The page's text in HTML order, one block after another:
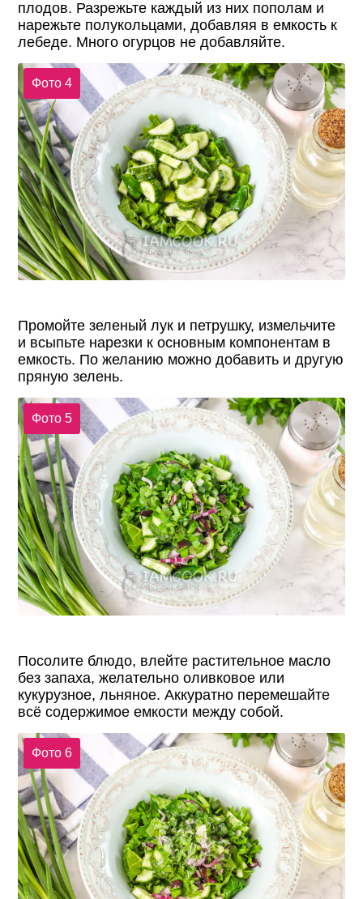
плодов. Разрежьте каждый из них пополам и
нарежьте полукольцами, добавляя в емкость к
лебеде. Много огурцов не добавляйте.
Фото 4
Промойте зеленый лук и петрушку, измельчите
и всыпьте нарезки к основным компонентам в
емкость. По желанию можно добавить и другую
пряную зелень.
Фото 5
Посолите блюдо, влейте растительное масло
без запаха, желательно оливковое или
кукурузное, льняное. Аккуратно перемешайте
всё содержимое емкости между собой.
Фото 6